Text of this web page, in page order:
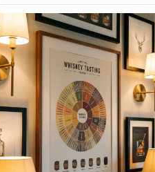
marco, textura de papel premium,
intención de impresión en alta
resolución --ar 4:5